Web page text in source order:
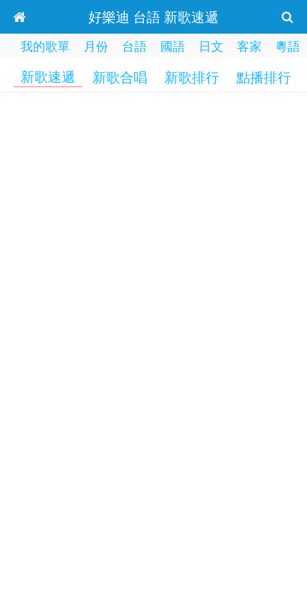
好樂迪 台語 新歌速遞
我的歌單 月份 台語 國語 日文 客家 粵語
新歌速遞 新歌合唱 新歌排行 點播排行